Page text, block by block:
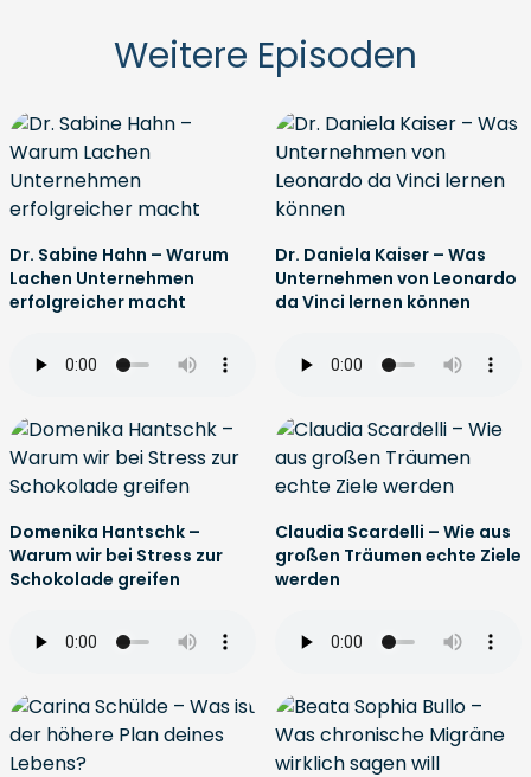
Weitere Episoden
Dr. Sabine Hahn – Warum
Lachen Unternehmen
erfolgreicher macht
Dr. Daniela Kaiser – Was
Unternehmen von Leonardo
da Vinci lernen können
Domenika Hantschk –
Warum wir bei Stress zur
Schokolade greifen
Claudia Scardelli – Wie aus
großen Träumen echte Ziele
werden